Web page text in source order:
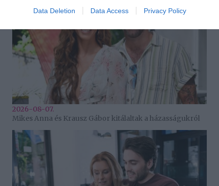
Data Deletion Data Access Privacy Policy
2026-08-07.
Mikes Anna és Krausz Gábor kitálaltak a házasságukról